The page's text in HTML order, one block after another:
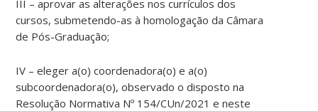
III – aprovar as alterações nos currículos dos
cursos, submetendo-as à homologação da Câmara
de Pós-Graduação;
IV – eleger a(o) coordenadora(o) e a(o)
subcoordenadora(o), observado o disposto na
Resolução Normativa Nº 154/CUn/2021 e neste